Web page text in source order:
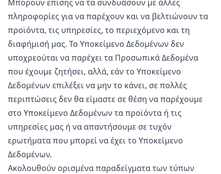
Μπορούν επίσης να τα συνδυάσουν με άλλες
πληροφορίες για να παρέχουν και να βελτιώνουν τα
προϊόντα, τις υπηρεσίες, το περιεχόμενο και τη
διαφήμισή μας. Το Υποκείμενο Δεδομένων δεν
υποχρεούται να παρέχει τα Προσωπικά Δεδομένα
που έχουμε ζητήσει, αλλά, εάν το Υποκείμενο
Δεδομένων επιλέξει να μην το κάνει, σε πολλές
περιπτώσεις δεν θα είμαστε σε θέση να παρέχουμε
στο Υποκείμενο Δεδομένων τα προϊόντα ή τις
υπηρεσίες μας ή να απαντήσουμε σε τυχόν
ερωτήματα που μπορεί να έχει το Υποκείμενο
Δεδομένων.
Ακολουθούν ορισμένα παραδείγματα των τύπων